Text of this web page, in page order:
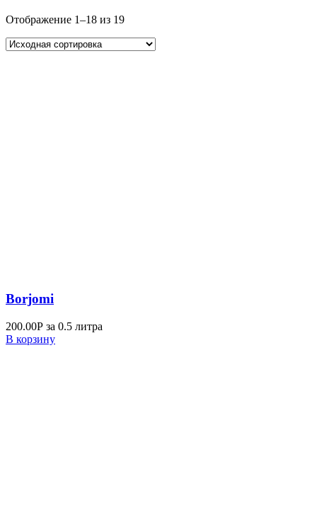
Отображение 1–18 из 19
Borjomi
200.00Р за 0.5 литра
В корзину